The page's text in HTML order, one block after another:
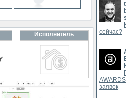
Исполнитель
сейчас?
заявок